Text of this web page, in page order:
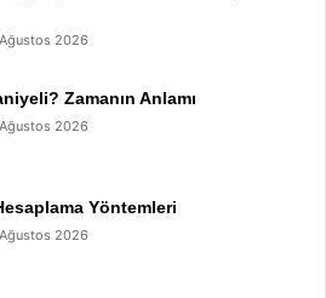
2026
Zamanın Anlamı
2026
Yöntemleri
2026